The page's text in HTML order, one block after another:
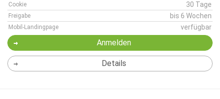
Cookie 30 Tage
Freigabe bis 6 Wochen
Mobil-Landingpage verfügbar
Anmelden
Details